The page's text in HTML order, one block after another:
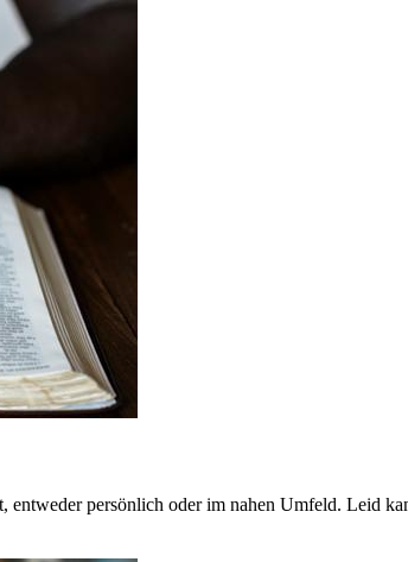
persönlich oder im nahen Umfeld. Leid